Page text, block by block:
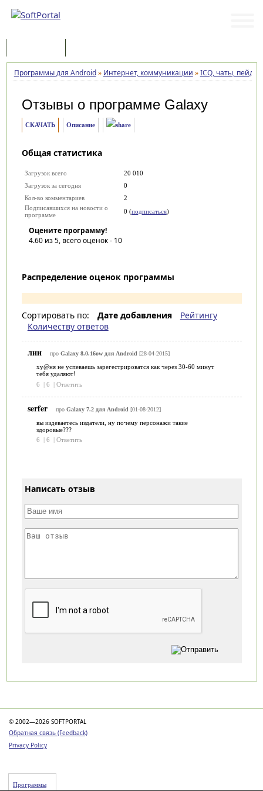
Программы для Android» Интернет, коммуникации »ICQ, чаты,
Отзывы о программе Galaxy
СКАЧАТЬ Описание
Общая статистика
Загрузок всего
20 010
Загрузок за сегодня
0
Кол-во комментариев
2
Подписавшихся на новости о
программе
0 (подписаться)
Оцените программу!
4.60из 5, всего оценок - 10
Распределение оценок программы
Сортировать по: Дате добавления
Рейтингу
Количеству ответов
лии про Galaxy 8.0.16ow для Android [28-04-2015]
ху@ня не успеваешь зарегестрироватся как через 30-60 минут
тебя удаляют!
6
| 6 | Ответить
serfer про Galaxy 7.2 для Android [01-08-2012]
вы издеваетесь издатели, ну почему персонажи такие
здоровые???
6
| 6 | Ответить
Написать отзыв
© 2002—2026 SOFTPORTAL
Обратная связь (Feedback)
Privacy Policy
Программы